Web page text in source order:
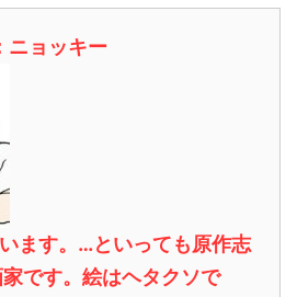
ョッキー
ます。…といっても原作志
です。絵はヘタクソで